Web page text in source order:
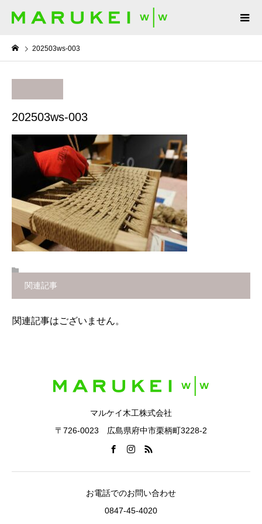
202503ws-003
202503ws-003
関連記事
関連記事はございません。
マルケイ木工株式会社
〒726-0023 広島県府中市栗柄町3228-2
お電話でのお問い合わせ
0847-45-4020